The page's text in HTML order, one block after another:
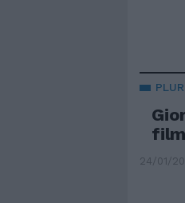
24/01/